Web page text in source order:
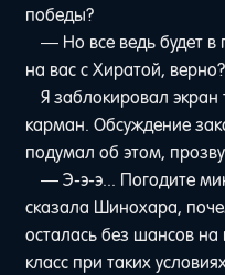
победы?
— Но все ведь будет в
на вас с Хиратой, верно?
Я заблокировал
карман. Обсуждение
подумал об этом,
— Э-э-э... Погодите
сказала Шинохара,
осталась без шансов на
класс при таких